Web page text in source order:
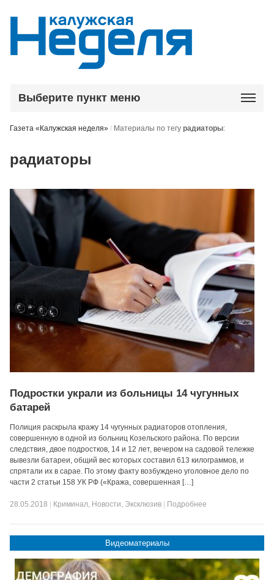
Выберите пункт меню
Газета «Калужская неделя» / Материалы по тегурадиаторы:
радиаторы
Подростки украли из больницы 14 чугунных
батарей
Полиция раскрыла кражу 14 чугунных радиаторов отопления,
совершенную в одной из больниц Козельского района. По версии
следствия, двое подростков, 14 и 12 лет, вечером на садовой тележке
вывезли батареи, общий вес которых составил 613 килограммов, и
спрятали их в сарае. По этому факту возбуждено уголовное дело по
части 2 статьи 158 УК РФ («Кража, совершенная […]
28.05.2018 Криминал, Новости, Эксклюзив Подробнее
Видеоматериалы